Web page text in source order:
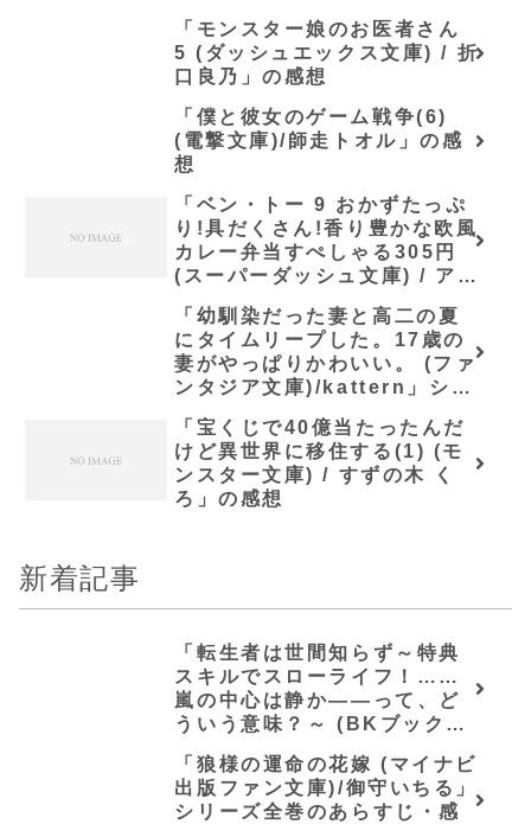
「モンスター娘のお医者さん
5 (ダッシュエックス文庫) / 折
口良乃」の感想
「僕と彼女のゲーム戦争(6)
(電撃文庫)/師走トオル」の感
想
「ベン・トー 9 おかずたっぷ
り!具だくさん!香り豊かな欧風
カレー弁当すぺしゃる305円
(スーパーダッシュ文庫) / アサ
「幼馴染だった妻と高二の夏
にタイムリープした。17歳の
妻がやっぱりかわいい。 (ファ
ンタジア文庫)/kattern」シリ
「宝くじで40億当たったんだ
けど異世界に移住する(1) (モ
ンスター文庫) / すずの木 く
ろ」の感想
新着記事
「転生者は世間知らず～特典
スキルでスローライフ！……
嵐の中心は静か――って、ど
ういう意味？～ (BKブック
らすじ・感想
「狼様の運命の花嫁 (マイナビ
出版ファン文庫)/御守いちる」
シリーズ全巻のあらすじ・感